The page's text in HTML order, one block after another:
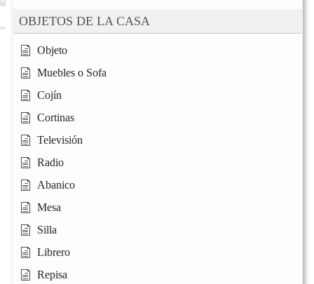
OBJETOS DE LA CASA
Objeto
Muebles o Sofa
Cojín
Cortinas
Televisión
Radio
Abanico
Mesa
Silla
Librero
Repisa